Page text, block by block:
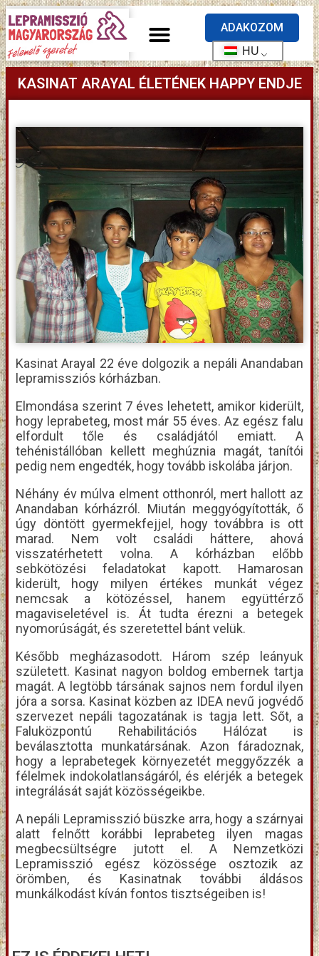
ADAKOZOM
HU
KASINAT ARAYAL ÉLETÉNEK HAPPY ENDJE
Kasinat Arayal 22 éve dolgozik a nepáli Anandaban
lepramissziós kórházban.
Elmondása szerint 7 éves lehetett, amikor kiderült,
hogy leprabeteg, most már 55 éves. Az egész falu
elfordult tőle és családjától emiatt. A
tehénistállóban kellett meghúznia magát, tanítói
pedig nem engedték, hogy tovább iskolába járjon.
Néhány év múlva elment otthonról, mert hallott az
Anandaban kórházról. Miután meggyógyították, ő
úgy döntött gyermekfejjel, hogy továbbra is ott
marad. Nem volt családi háttere, ahová
visszatérhetett volna. A kórházban előbb
sebkötözési feladatokat kapott. Hamarosan
kiderült, hogy milyen értékes munkát végez
nemcsak a kötözéssel, hanem együttérző
magaviseletével is. Át tudta érezni a betegek
nyomorúságát, és szeretettel bánt velük.
Később megházasodott. Három szép leányuk
született. Kasinat nagyon boldog embernek tartja
magát. A legtöbb társának sajnos nem fordul ilyen
jóra a sorsa. Kasinat közben az IDEA nevű jogvédő
szervezet nepáli tagozatának is tagja lett. Sőt, a
Faluközpontú Rehabilitációs Hálózat is
beválasztotta munkatársának. Azon fáradoznak,
hogy a leprabetegek környezetét meggyőzzék a
félelmek indokolatlanságáról, és elérjék a betegek
integrálását saját közösségeikbe.
A nepáli Lepramisszió büszke arra, hogy a szárnyai
alatt felnőtt korábbi leprabeteg ilyen magas
megbecsültségre jutott el. A Nemzetközi
Lepramisszió egész közössége osztozik az
örömben, és Kasinatnak további áldásos
munkálkodást kíván fontos tisztségeiben is!